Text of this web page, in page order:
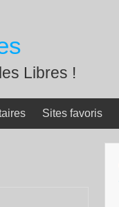
Libres !
Sites favoris